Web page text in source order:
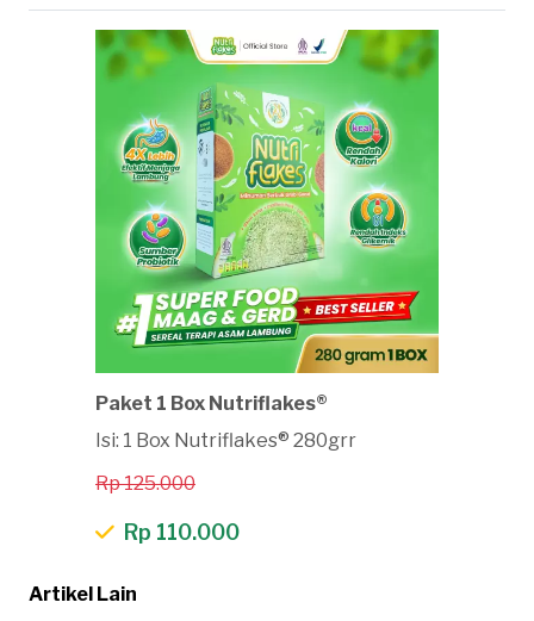
Paket 1 Box Nutriflakes®
Isi: 1 Box Nutriflakes® 280grr
Rp 125.000
Rp 110.000
Artikel Lain